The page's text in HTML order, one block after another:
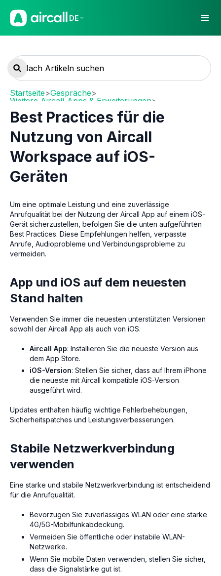
DE
Startseite>Gespräche>
Weitere Aircall-Apps & Erweiterungen>
Mobile (iOS / Android)
Best Practices für die
Nutzung von Aircall
Workspace auf iOS-
Geräten
Um eine optimale Leistung und eine zuverlässige
Anrufqualität bei der Nutzung der Aircall App auf einem iOS-
Gerät sicherzustellen, befolgen Sie die unten aufgeführten
Best Practices. Diese Empfehlungen helfen, verpasste
Anrufe, Audioprobleme und Verbindungsprobleme zu
vermeiden.
App und iOS auf dem neuesten
Stand halten
Verwenden Sie immer die neuesten unterstützten Versionen
sowohl der Aircall App als auch von iOS.
Aircall App: Installieren Sie die neueste Version aus
dem App Store.
iOS-Version: Stellen Sie sicher, dass auf Ihrem iPhone
die neueste mit Aircall kompatible iOS-Version
ausgeführt wird.
Updates enthalten häufig wichtige Fehlerbehebungen,
Sicherheitspatches und Leistungsverbesserungen.
Stabile Netzwerkverbindung
verwenden
Eine starke und stabile Netzwerkverbindung ist entscheidend
für die Anrufqualität.
Bevorzugen Sie zuverlässiges WLAN oder eine starke
4G/5G-Mobilfunkabdeckung.
Vermeiden Sie öffentliche oder instabile WLAN-
Netzwerke.
Wenn Sie mobile Daten verwenden, stellen Sie sicher,
dass die Signalstärke gut ist.